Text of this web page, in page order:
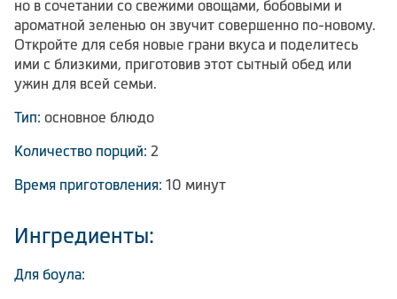
но в сочетании со свежими овощами, бобовыми и
ароматной зеленью он звучит совершенно по-новому.
Откройте для себя новые грани вкуса и поделитесь
ими с близкими, приготовив этот сытный обед или
ужин для всей семьи.
Тип: основное блюдо
Количество порций: 2
Время приготовления: 10 минут
Ингредиенты:
Для боула: